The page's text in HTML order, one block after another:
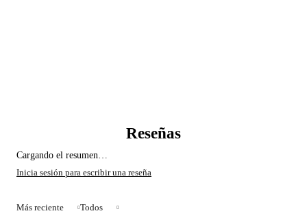
Cargando el resumen…
Más reciente Todos